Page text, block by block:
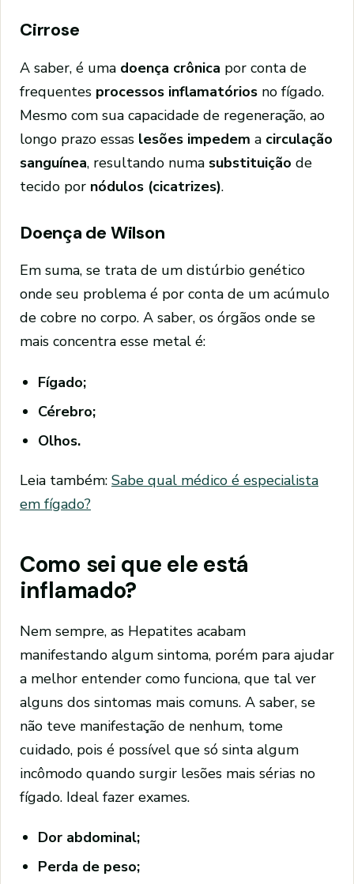
Cirrose
A saber, é uma doença crônica por conta de
frequentes processos inflamatórios no fígado.
Mesmo com sua capacidade de regeneração, ao
longo prazo essas lesões impedem a circulação
sanguínea, resultando numa substituição de
tecido por nódulos (cicatrizes).
Doença de Wilson
Em suma, se trata de um distúrbio genético
onde seu problema é por conta de um acúmulo
de cobre no corpo. A saber, os órgãos onde se
mais concentra esse metal é:
Fígado;
Cérebro;
Olhos.
Leia também: Sabe qual médico é especialista
em fígado?
Como sei que ele está
inflamado?
Nem sempre, as Hepatites acabam
manifestando algum sintoma, porém para ajudar
a melhor entender como funciona, que tal ver
alguns dos sintomas mais comuns. A saber, se
não teve manifestação de nenhum, tome
cuidado, pois é possível que só sinta algum
incômodo quando surgir lesões mais sérias no
fígado. Ideal fazer exames.
Dor abdominal;
Perda de peso;